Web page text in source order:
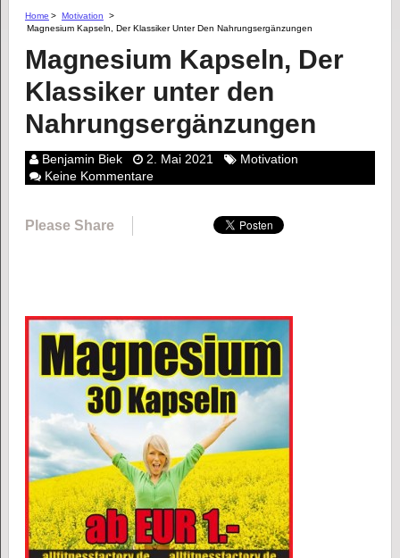
Home > Motivation
>
Magnesium Kapseln, Der Klassiker Unter Den Nahrungsergänzungen
Magnesium Kapseln, Der
Klassiker unter den
Nahrungsergänzungen
Benjamin Biek 2. Mai 2021
Motivation
Keine Kommentare
Please Share